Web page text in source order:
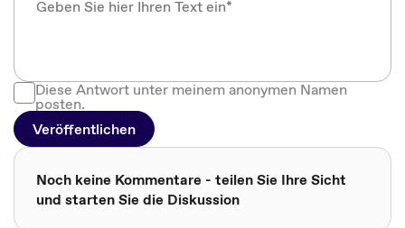
Diese Antwort unter meinem anonymen Namen
posten.
Veröffentlichen
Noch keine Kommentare - teilen Sie Ihre Sicht
und starten Sie die Diskussion